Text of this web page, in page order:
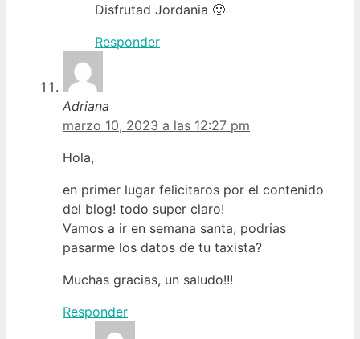
Disfrutad Jordania 🙂
Responder
Adriana
marzo 10, 2023 a las 12:27 pm
Hola,
en primer lugar felicitaros por el contenido
del blog! todo super claro!
Vamos a ir en semana santa, podrias
pasarme los datos de tu taxista?
Muchas gracias, un saludo!!!
Responder